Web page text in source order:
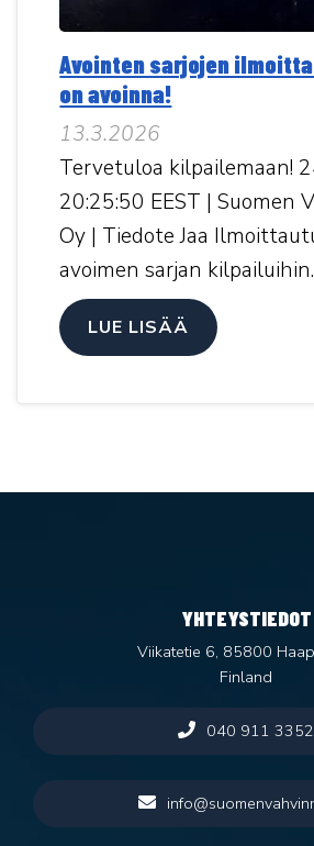
Avointen sarjojen
on avoinna!
13.3.2026
Tervetuloa kilpailemaan!
20:25:50 EEST | Suomen
Oy | Tiedote Jaa
avoimen sarjan kilpailuihin.
LUE LISÄÄ
YHTEYSTIEDOT
Viikatetie 6, 85800
Finland
040 911 3352